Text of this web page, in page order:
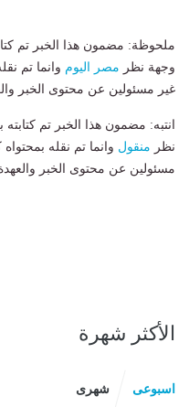
ملحوظة: مضمون هذا الخبر تم
وجهة نظر مصر اليوم وانما تم
غير مسئولين عن محتوى الخبر
انتبه: مضمون هذا الخبر تم
نظر منقول وانما تم نقله
مسئولين عن محتوى الخبر
الأكثر شهرة
اسبوعى شهرى